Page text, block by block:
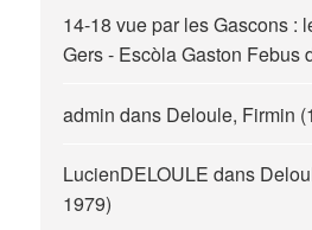
14-18 vue par les Gascons :
Gers - Escòla Gaston Febus
admin dans Deloule, Firmin
LucienDELOULE dans
1979)